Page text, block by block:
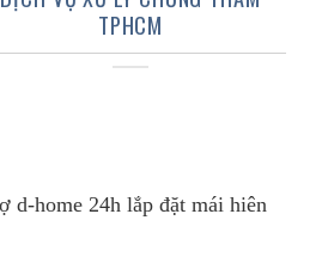
TPHCM